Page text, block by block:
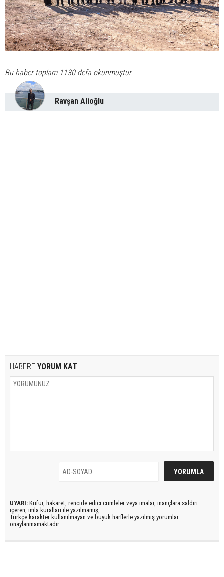
Bu haber toplam 1130 defa okunmuştur
Ravşan Alioğlu
HABERE YORUM KAT
UYARI: Küfür, hakaret, rencide edici cümleler veya imalar, inançlara saldırı
içeren, imla kuralları ile yazılmamış,
Türkçe karakter kullanılmayan ve büyük harflerle yazılmış yorumlar
onaylanmamaktadır.